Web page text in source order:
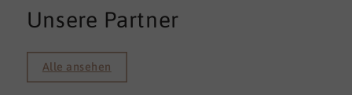
Unsere Partner
Alle ansehen